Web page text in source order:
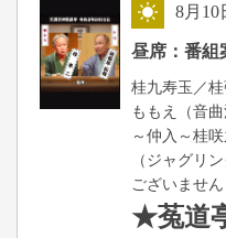
8月 10
昼席：番組
桂九寿玉／
ももえ（音
～仲入～桂
（ジャグリ
ございません
★菟道